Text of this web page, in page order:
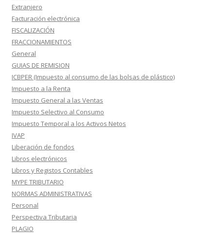
Extranjero
Facturación electrónica
FISCALIZACIÓN
FRACCIONAMIENTOS
General
GUIAS DE REMISION
ICBPER (Impuesto al consumo de las bolsas de plástico)
Impuesto a la Renta
Impuesto General a las Ventas
Impuesto Selectivo al Consumo
Impuesto Temporal a los Activos Netos
IVAP
Liberación de fondos
Libros electrónicos
Libros y Registos Contables
MYPE TRIBUTARIO
NORMAS ADMINISTRATIVAS
Personal
Perspectiva Tributaria
PLAGIO